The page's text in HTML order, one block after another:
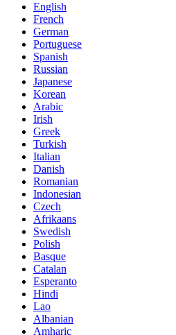
English
French
German
Portuguese
Spanish
Russian
Japanese
Korean
Arabic
Irish
Greek
Turkish
Italian
Danish
Romanian
Indonesian
Czech
Afrikaans
Swedish
Polish
Basque
Catalan
Esperanto
Hindi
Lao
Albanian
Amharic